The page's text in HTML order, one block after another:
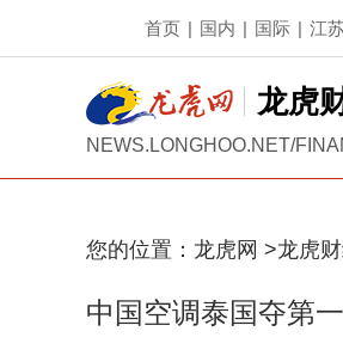
首页 | 国内 | 国际 | 江
龙虎
NEWS.LONGHOO.NET/
您的位置： 龙虎网 >龙虎
中国空调泰国夺第